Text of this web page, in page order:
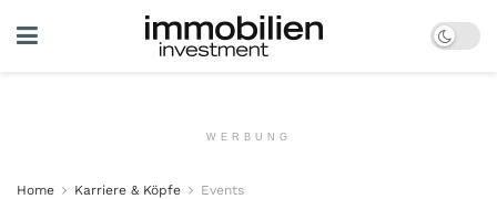
WERBUNG
Home Karriere & Köpfe Events